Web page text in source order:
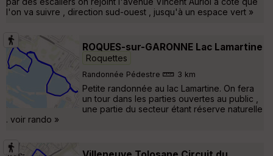
l'on va suivre , direction sud-ouest , jusqu'à un espace vert »
ROQUES-sur-GARONNE Lac Lamartine
Roquettes
Randonnée Pédestre 3 km
Petite randonnée au lac Lamartine. On fera
un tour dans les parties ouvertes au public ,
une partie du secteur étant réserve naturelle
. voir rando »